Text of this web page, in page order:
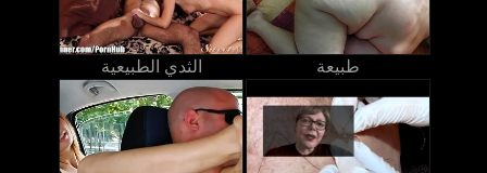
الثدي الطبيعية طبيعة